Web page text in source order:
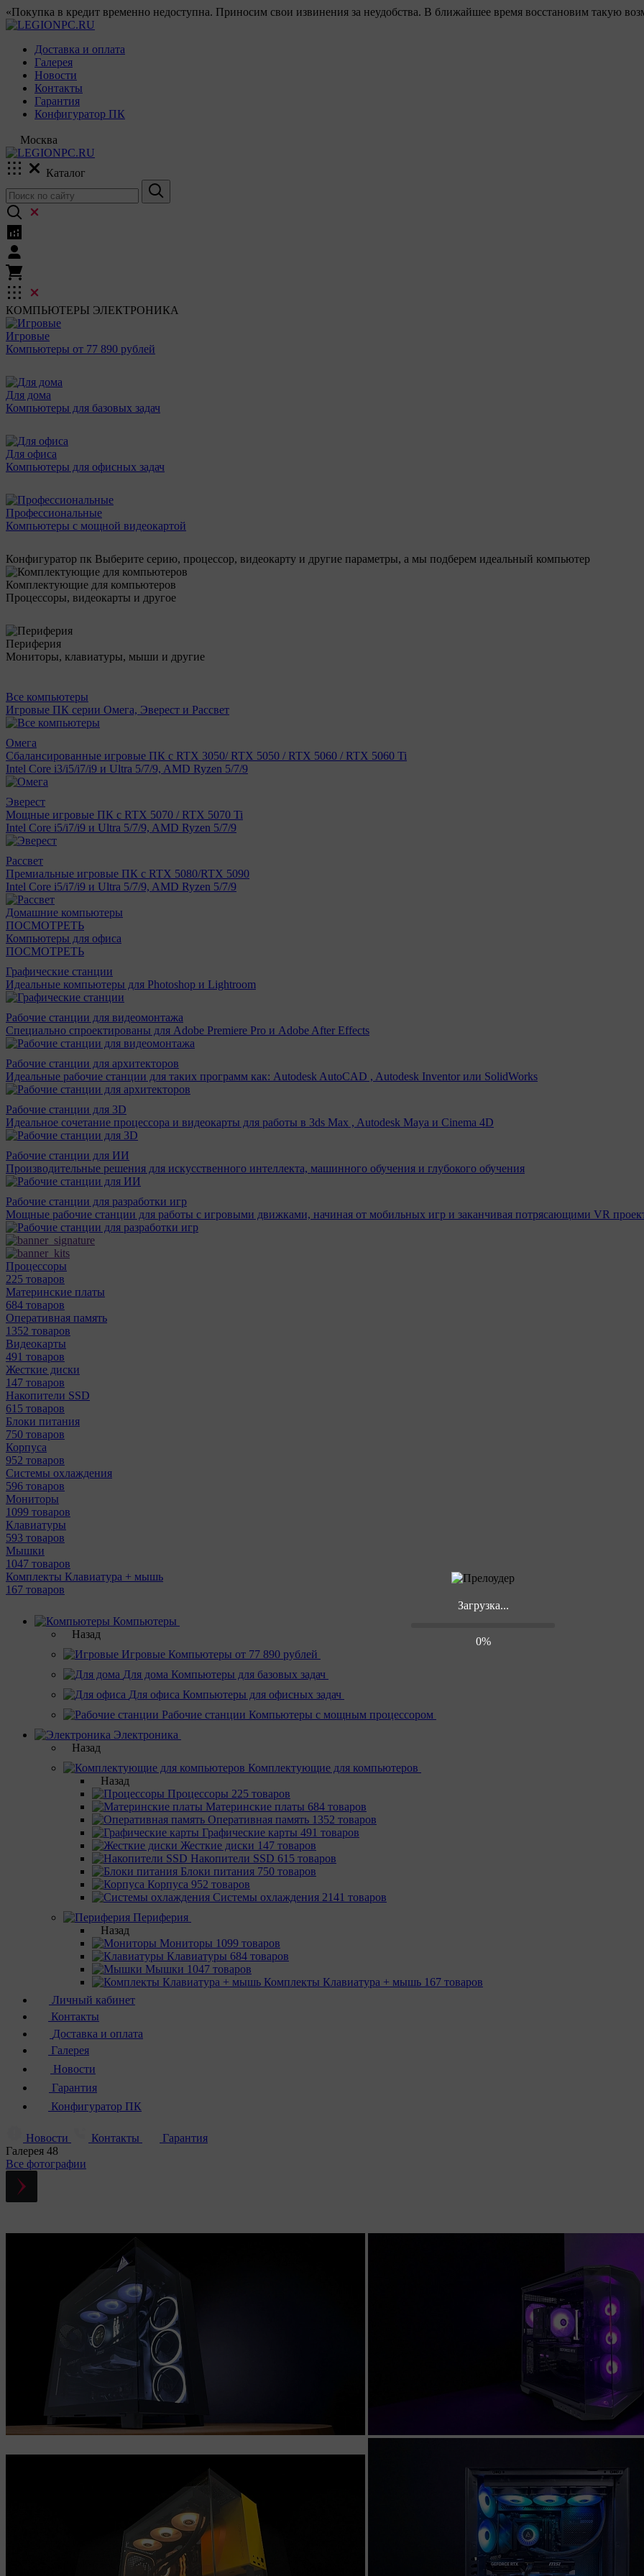
Загрузка...
0%
«Покупка в кредит временно недоступна. Приносим свои извинения за неудобства. В ближайшее время восстановим такую
Доставка и оплата
Галерея
Новости
Контакты
Гарантия
Конфигуратор ПК
Москва
Каталог
КОМПЬЮТЕРЫ ЭЛЕКТРОНИКА
Игровые
Компьютеры от 77 890 рублей
Для дома
Компьютеры для базовых задач
Для офиса
Компьютеры для офисных задач
Профессиональные
Компьютеры с мощной видеокартой
Конфигуратор пк Выберите серию, процессор, видеокарту и другие параметры, а мы подберем идеальный компьютер
Комплектующие для компьютеров
Процессоры, видеокарты и другое
Периферия
Мониторы, клавиатуры, мыши и другие
Все компьютеры
Игровые ПК серии Омега, Эверест и Рассвет
Омега
Сбалансированные игровые ПК с RTX 3050/ RTX 5050 / RTX 5060 / RTX 5060 Ti
Intel Core i3/i5/i7/i9 и Ultra 5/7/9, AMD Ryzen 5/7/9
Эверест
Мощные игровые ПК с RTX 5070 / RTX 5070 Ti
Intel Core i5/i7/i9 и Ultra 5/7/9, AMD Ryzen 5/7/9
Рассвет
Премиальные игровые ПК с RTX 5080/RTX 5090
Intel Core i5/i7/i9 и Ultra 5/7/9, AMD Ryzen 5/7/9
Домашние компьютеры
ПОСМОТРЕТЬ
Компьютеры для офиса
ПОСМОТРЕТЬ
Графические станции
Идеальные компьютеры для Photoshop и Lightroom
Рабочие станции для видеомонтажа
Специально спроектированы для Adobe Premiere Pro и Adobe After Effects
Рабочие станции для архитекторов
Идеальные рабочие станции для таких программ как: Autodesk AutoCAD , Autodesk Inventor или SolidWorks
Рабочие станции для 3D
Идеальное сочетание процессора и видеокарты для работы в 3ds Max , Autodesk Maya и Cinema 4D
Рабочие станции для ИИ
Производительные решения для искусственного интеллекта, машинного обучения и глубокого обучения
Рабочие станции для разработки игр
Мощные рабочие станции для работы с игровыми движками, начиная от мобильных игр и заканчивая потрясающими VR
Процессоры
225 товаров
Материнcкие платы
684 товаров
Оперативная память
1352 товаров
Видеокарты
491 товаров
Жесткие диски
147 товаров
Накопители SSD
615 товаров
Блоки питания
750 товаров
Корпуса
952 товаров
Системы охлаждения
596 товаров
Мониторы
1099 товаров
Клавиатуры
593 товаров
Мышки
1047 товаров
Комплекты Клавиатура + мышь
167 товаров
Компьютеры
Назад
Игровые Компьютеры от 77 890 рублей
Для дома Компьютеры для базовых задач
Для офиса Компьютеры для офисных задач
Рабочие станции Компьютеры с мощным процессором
Электроника
Назад
Комплектующие для компьютеров
Назад
Процессоры 225 товаров
Материнcкие платы 684 товаров
Оперативная память 1352 товаров
Графические карты 491 товаров
Жесткие диски 147 товаров
Накопители SSD 615 товаров
Блоки питания 750 товаров
Корпуса 952 товаров
Системы охлаждения 2141 товаров
Периферия
Назад
Мониторы 1099 товаров
Клавиатуры 684 товаров
Мышки 1047 товаров
Комплекты Клавиатура + мышь 167 товаров
Личный кабинет
Контакты
Доставка и оплата
Галерея
Новости
Гарантия
Конфигуратор ПК
Новости Контакты
Гарантия
Галерея 48
Все фотографии